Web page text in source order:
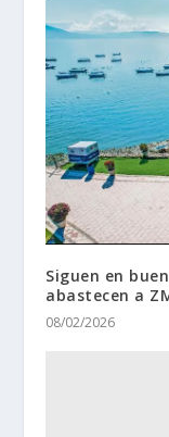
Siguen en
abastecen a
08/02/2026